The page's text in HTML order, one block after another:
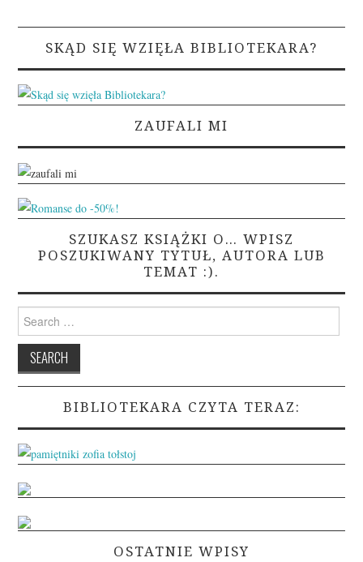
SKĄD SIĘ WZIĘŁA BIBLIOTEKARA?
ZAUFALI MI
SZUKASZ KSIĄŻKI O… WPISZ
POSZUKIWANY TYTUŁ, AUTORA LUB
TEMAT :).
Search
for:
BIBLIOTEKARA CZYTA TERAZ:
OSTATNIE WPISY